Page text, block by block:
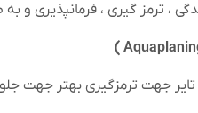
، ترمز گیری ، فرمانپذیری و
جهت ترمزگیری بهتر جهت